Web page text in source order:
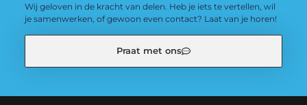
Wij geloven in de kracht van delen. Heb je iets te vertellen, wil
je samenwerken, of gewoon even contact? Laat van je horen!
Praat met ons